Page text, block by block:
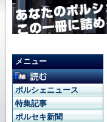
メニュー
ポルシェニュース
特集記事
ポルセキ新聞